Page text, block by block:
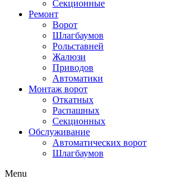
Секционные
Ремонт
Ворот
Шлагбаумов
Рольставней
Жалюзи
Приводов
Автоматики
Монтаж ворот
Откатных
Распашных
Секционных
Обслуживание
Автоматических ворот
Шлагбаумов
Menu